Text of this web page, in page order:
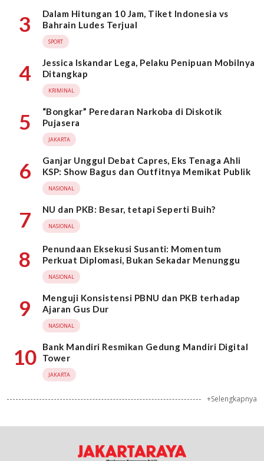
3
Dalam Hitungan 10 Jam, Tiket Indonesia vs
Bahrain Ludes Terjual
SPORT
4
Jessica Iskandar Lega, Pelaku Penipuan Mobilnya
Ditangkap
KRIMINAL
5
“Bongkar” Peredaran Narkoba di Diskotik
Pujasera
JAKARTA
6
Ganjar Unggul Debat Capres, Eks Tenaga Ahli
KSP: Show Bagus dan Outfitnya Memikat Publik
NASIONAL
7 NU dan PKB: Besar, tetapi Seperti Buih?
NASIONAL
8
Penundaan Eksekusi Susanti: Momentum
Perkuat Diplomasi, Bukan Sekadar Menunggu
NASIONAL
9
Menguji Konsistensi PBNU dan PKB terhadap
Ajaran Gus Dur
NASIONAL
10
Bank Mandiri Resmikan Gedung Mandiri Digital
Tower
JAKARTA
+Selengkapnya